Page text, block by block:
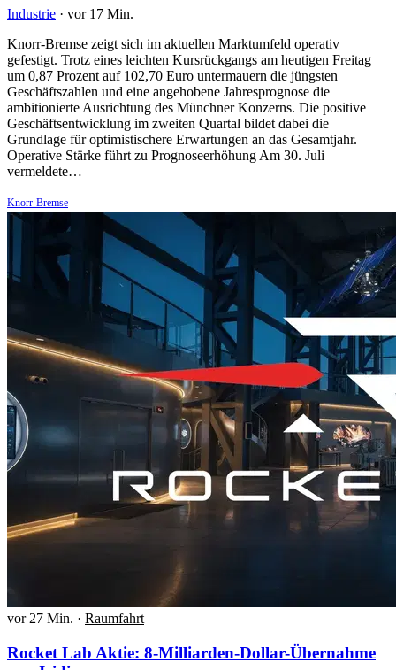
Industrie · vor 17 Min.
Knorr-Bremse zeigt sich im aktuellen Marktumfeld operativ
gefestigt. Trotz eines leichten Kursrückgangs am heutigen Freitag
um 0,87 Prozent auf 102,70 Euro untermauern die jüngsten
Geschäftszahlen und eine angehobene Jahresprognose die
ambitionierte Ausrichtung des Münchner Konzerns. Die positive
Geschäftsentwicklung im zweiten Quartal bildet dabei die
Grundlage für optimistischere Erwartungen an das Gesamtjahr.
Operative Stärke führt zu Prognoseerhöhung Am 30. Juli
vermeldete…
Knorr-Bremse
vor 27 Min. · Raumfahrt
Rocket Lab Aktie: 8-Milliarden-Dollar-Übernahme